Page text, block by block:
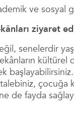
ve
ziyaret
senelerdir
kültürel
talebiniz,
de fayda